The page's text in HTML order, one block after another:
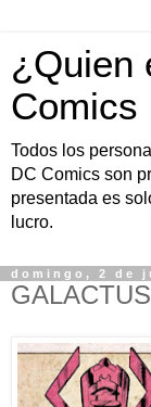
¿Quien
Comics
Todos los
DC Comics son
presentada es
lucro.
domingo, 2 de
GALACTUS